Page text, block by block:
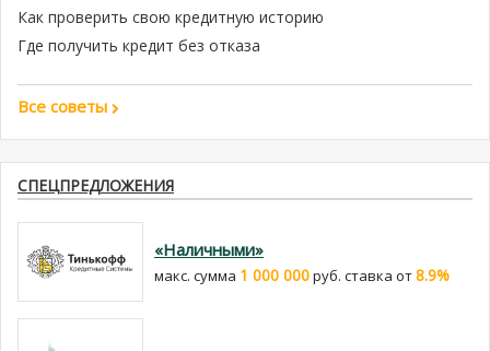
Как проверить свою кредитную историю
Где получить кредит без отказа
Все советы
СПЕЦПРЕДЛОЖЕНИЯ
«Наличными»
макс. сумма 1 000 000руб. cтавка от8.9%